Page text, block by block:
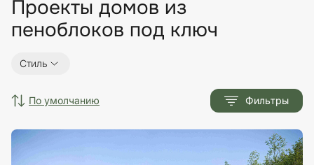
Проекты домов из
пеноблоков под ключ
Стиль
по умолчанию Фильтры